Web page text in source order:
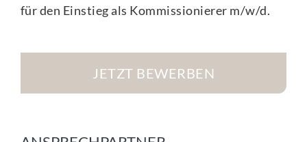
für den Einstieg als Kommissionierer m/w/d.
JETZT BEWERBEN